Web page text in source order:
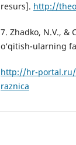
resurs]. http://
7. Zhadko, N.V., &
o‘qitish-ularning
http://hr-portal.ru/
raznica